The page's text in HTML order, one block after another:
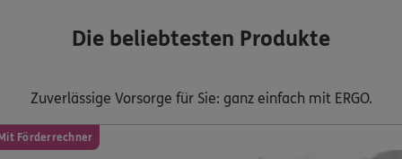
Schaden- oder Leistungsfall melden
Die beliebtesten Produkte
Zuverlässige Vorsorge für Sie: ganz einfach mit ERGO.
Förderrechner